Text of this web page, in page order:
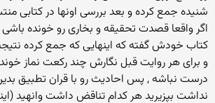
شنیده جمع کرده و بعد بررسی اونها در کتابی
اگر واقعا قصدت تحقیقه و بخاری رو خونده
کتاب خودش گفته که اینهایی که جمع کرده
و برای هر روایت قبل نگارش چند رکعت نماز
درست نباشه , پس احادیث رو با قران تطبیق
نداشت بپزیرید هر کدام تناقض داشت وانهید